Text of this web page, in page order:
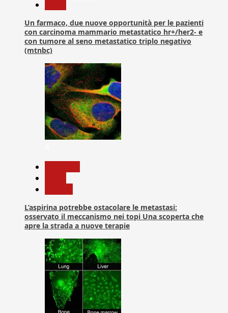
Un farmaco, due nuove opportunità per le pazienti
con carcinoma mammario metastatico hr+/her2- e
con tumore al seno metastatico triplo negativo
(mtnbc)
L’aspirina potrebbe ostacolare le metastasi:
osservato il meccanismo nei topi Una scoperta che
apre la strada a nuove terapie